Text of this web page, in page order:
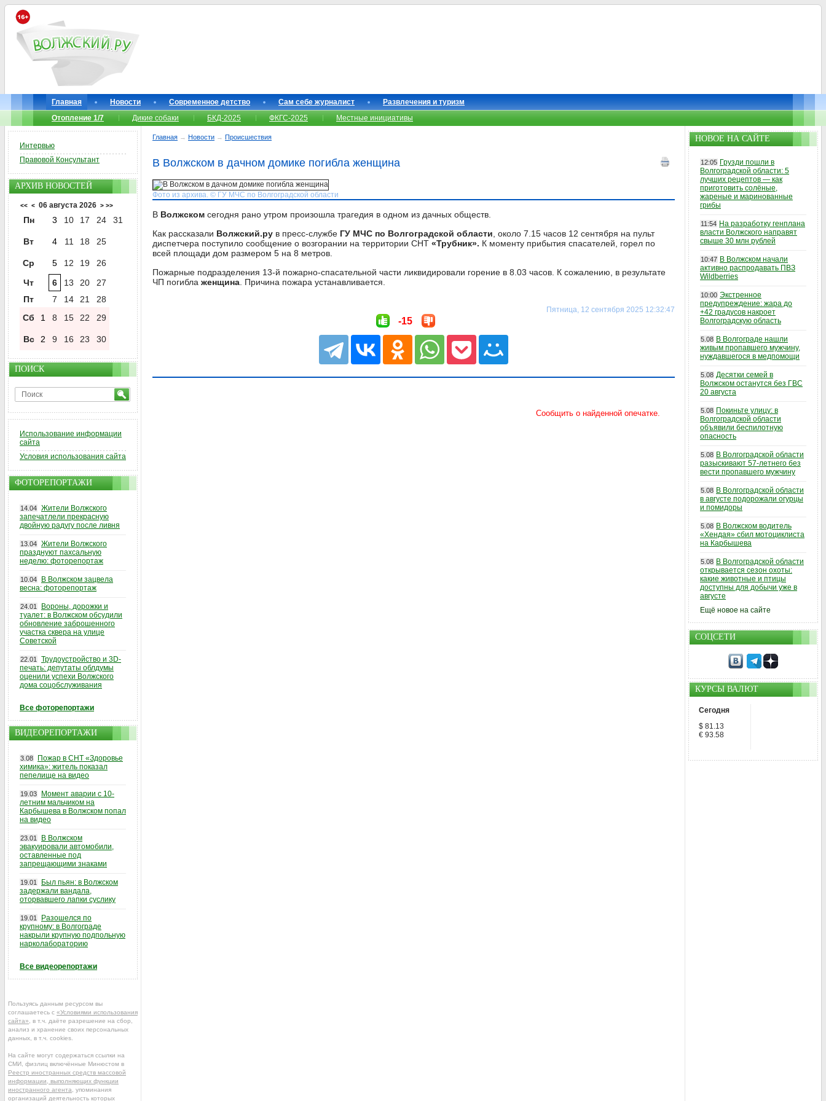
Главная Новости Современное детство Сам себе журналист
Развлечения и туризм
Отопление 1/7
Дикие собаки БКД-2025 ФКГС-2025 Местные инициативы
Главная → Новости → Происшествия
В Волжском в дачном домике погибла женщина
Фото из архива. © ГУ МЧС по Волгоградской области
В Волжском сегодня рано утром произошла трагедия в одном из дачных обществ.
Как рассказали Волжский.ру в пресс-службе ГУ МЧС по Волгоградской области , около 7.15 часов 12 сентября на пульт
диспетчера поступило сообщение о возгорании на территории СНТ «Трубник». К моменту прибытия спасателей, горел по
всей площади дом размером 5 на 8 метров.
Пожарные подразделения 13-й пожарно-спасательной части ликвидировали горение в 8.03 часов. К сожалению, в результате
ЧП погибла женщина . Причина пожара устанавливается.
Пятница, 12 сентября 2025 12:32:47
-15
Интервью
Правовой Консультант
АРХИВ НОВОСТЕЙ
<< < 06 августа 2026 > >>
Пн 3 10 17 24 31
Вт 4 11 18 25
Ср 5 12 19
26
Чт
6 13 20
27
Пт
7 14 21
28
Сб
1 8 15 22 29
Вс 2 9 16 23 30
ПОИСК
Использование информации
сайта
Условия использования сайта
ФОТОРЕПОРТАЖИ
14.04 Жители Волжского
запечатлели прекрасную
двойную радугу после ливня
13.04 Жители Волжского
празднуют пахсальную
неделю: фоторепортаж
10.04
В Волжском зацвела
весна: фоторепортаж
24.01
Вороны, дорожки и
туалет: в Волжском обсудили
обновление заброшенного
участка сквера на улице
Советской
22.01
Трудоустройство и 3D-
печать: депутаты облдумы
оценили успехи Волжского
дома соцобслуживания
Все фоторепортажи
ВИДЕОРЕПОРТАЖИ
3.08
Пожар в СНТ «Здоровье
химика»: житель показал
пепелище на видео
19.03
Момент аварии с 10-
летним мальчиком на
Карбышева в Волжском попал
на видео
23.01
В Волжском
эвакуировали автомобили,
оставленные под
запрещающими знаками
19.01
Был пьян: в Волжском
задержали вандала,
оторвавшего лапки суслику
19.01
Разошелся по
крупному: в Волгограде
накрыли крупную подпольную
нарколабораторию
Все видеорепортажи
Пользуясь данным ресурсом вы
соглашаетесь с «Условиями использования
сайта» , в т.ч. даёте разрешение на сбор,
анализ и хранение своих персональных
данных, в т.ч. cookies.
На сайте могут содержаться ссылки на
СМИ, физлиц включённые Минюстом в
Реестр иностранных средств массовой
информации, выполняющих функции
иностранного агента , упоминания
организаций деятельность которых
НОВОЕ НА САЙТЕ
12:05 Грузди пошли в
Волгоградской области: 5
лучших рецептов — как
приготовить солёные,
жареные и маринованные
грибы
11:54 На разработку генплана
власти Волжского направят
свыше 30 млн рублей
10:47 В Волжском начали
активно распродавать ПВЗ
Wildberries
10:00 Экстренное
предупреждение: жара до
+42 градусов накроет
Волгоградскую область
5.08 В Волгограде нашли
живым пропавшего мужчину,
нуждавшегося в медпомощи
5.08 Десятки семей в
Волжском останутся без ГВС
20 августа
5.08 Покиньте улицу: в
Волгоградской области
объявили беспилотную
опасность
5.08 В Волгоградской области
разыскивают 57-летнего без
вести пропавшего мужчину
5.08 В Волгоградской области
в августе подорожали огурцы
и помидоры
5.08 В Волжском водитель
«Хендая» сбил мотоциклиста
на Карбышева
5.08 В Волгоградской области
открывается сезон охоты:
какие животные и птицы
доступны для добычи уже в
августе
Ещё новое на сайте
СОЦСЕТИ
КУРСЫ ВАЛЮТ
Сегодня
$ 81.13
€ 93.58